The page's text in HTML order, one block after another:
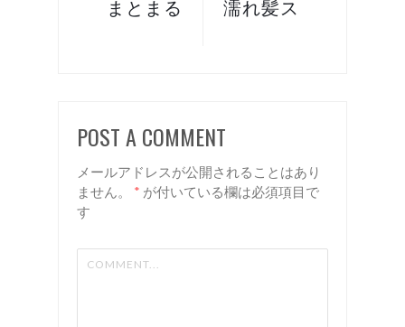
まとまる
ン
濡れ髪ス
リアン
POST A COMMENT
メールアドレスが公開されることはあり
ません。
* が付いている欄は必須項目で
す